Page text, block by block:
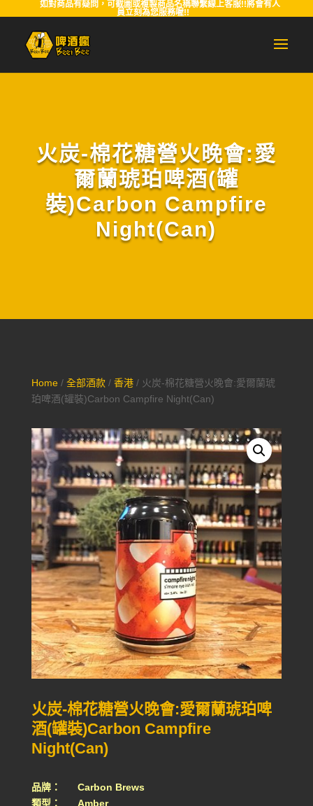
如對商品有疑問，可截圖或複製商品名稱聯繫線上客服!!將會有人
員立刻為您服務喔!!
火炭-棉花糖營火晚會:愛
爾蘭琥珀啤酒(罐
裝)Carbon Campfire
Night(Can)
Home/ 全部酒款/ 香港/ 火炭-棉花糖營火晚會:愛爾蘭琥
珀啤酒(罐裝)Carbon Campfire Night(Can)
火炭-棉花糖營火晚會:愛爾蘭琥珀啤
酒(罐裝)Carbon Campfire
Night(Can)
品牌： Carbon Brews
類型： Amber